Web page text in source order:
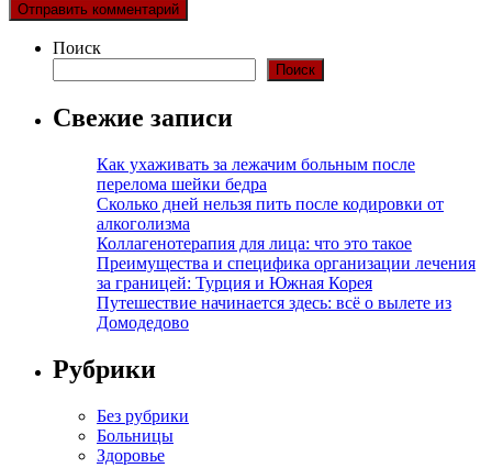
Поиск
Поиск
Свежие записи
Как ухаживать за лежачим больным после
перелома шейки бедра
Сколько дней нельзя пить после кодировки от
алкоголизма
Коллагенотерапия для лица: что это такое
Преимущества и специфика организации лечения
за границей: Турция и Южная Корея
Путешествие начинается здесь: всё о вылете из
Домодедово
Рубрики
Без рубрики
Больницы
Здоровье